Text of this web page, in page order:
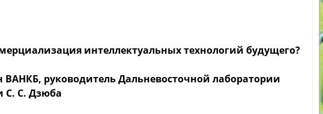
интеллектуальных технологий будущего?
руководитель Дальневосточной лаборатории
С. С. Дзюба